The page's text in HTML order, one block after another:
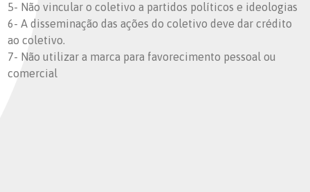
5- Não vincular o coletivo a partidos políticos e ideologias
6- A disseminação das ações do coletivo deve dar crédito
ao coletivo.
7- Não utilizar a marca para favorecimento pessoal ou
comercial